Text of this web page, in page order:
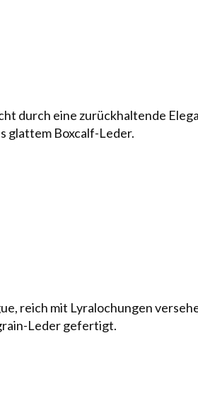
durch eine zu­rück­hal­tende
glattem Boxcalf-Leder.
reich mit Lyra­loch­ungen
Leder gefertigt.